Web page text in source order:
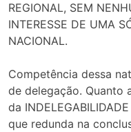
REGIONAL, SEM
INTERESSE DE UMA
NACIONAL.
Competência dessa
de delegação. Quanto
da
que redunda na